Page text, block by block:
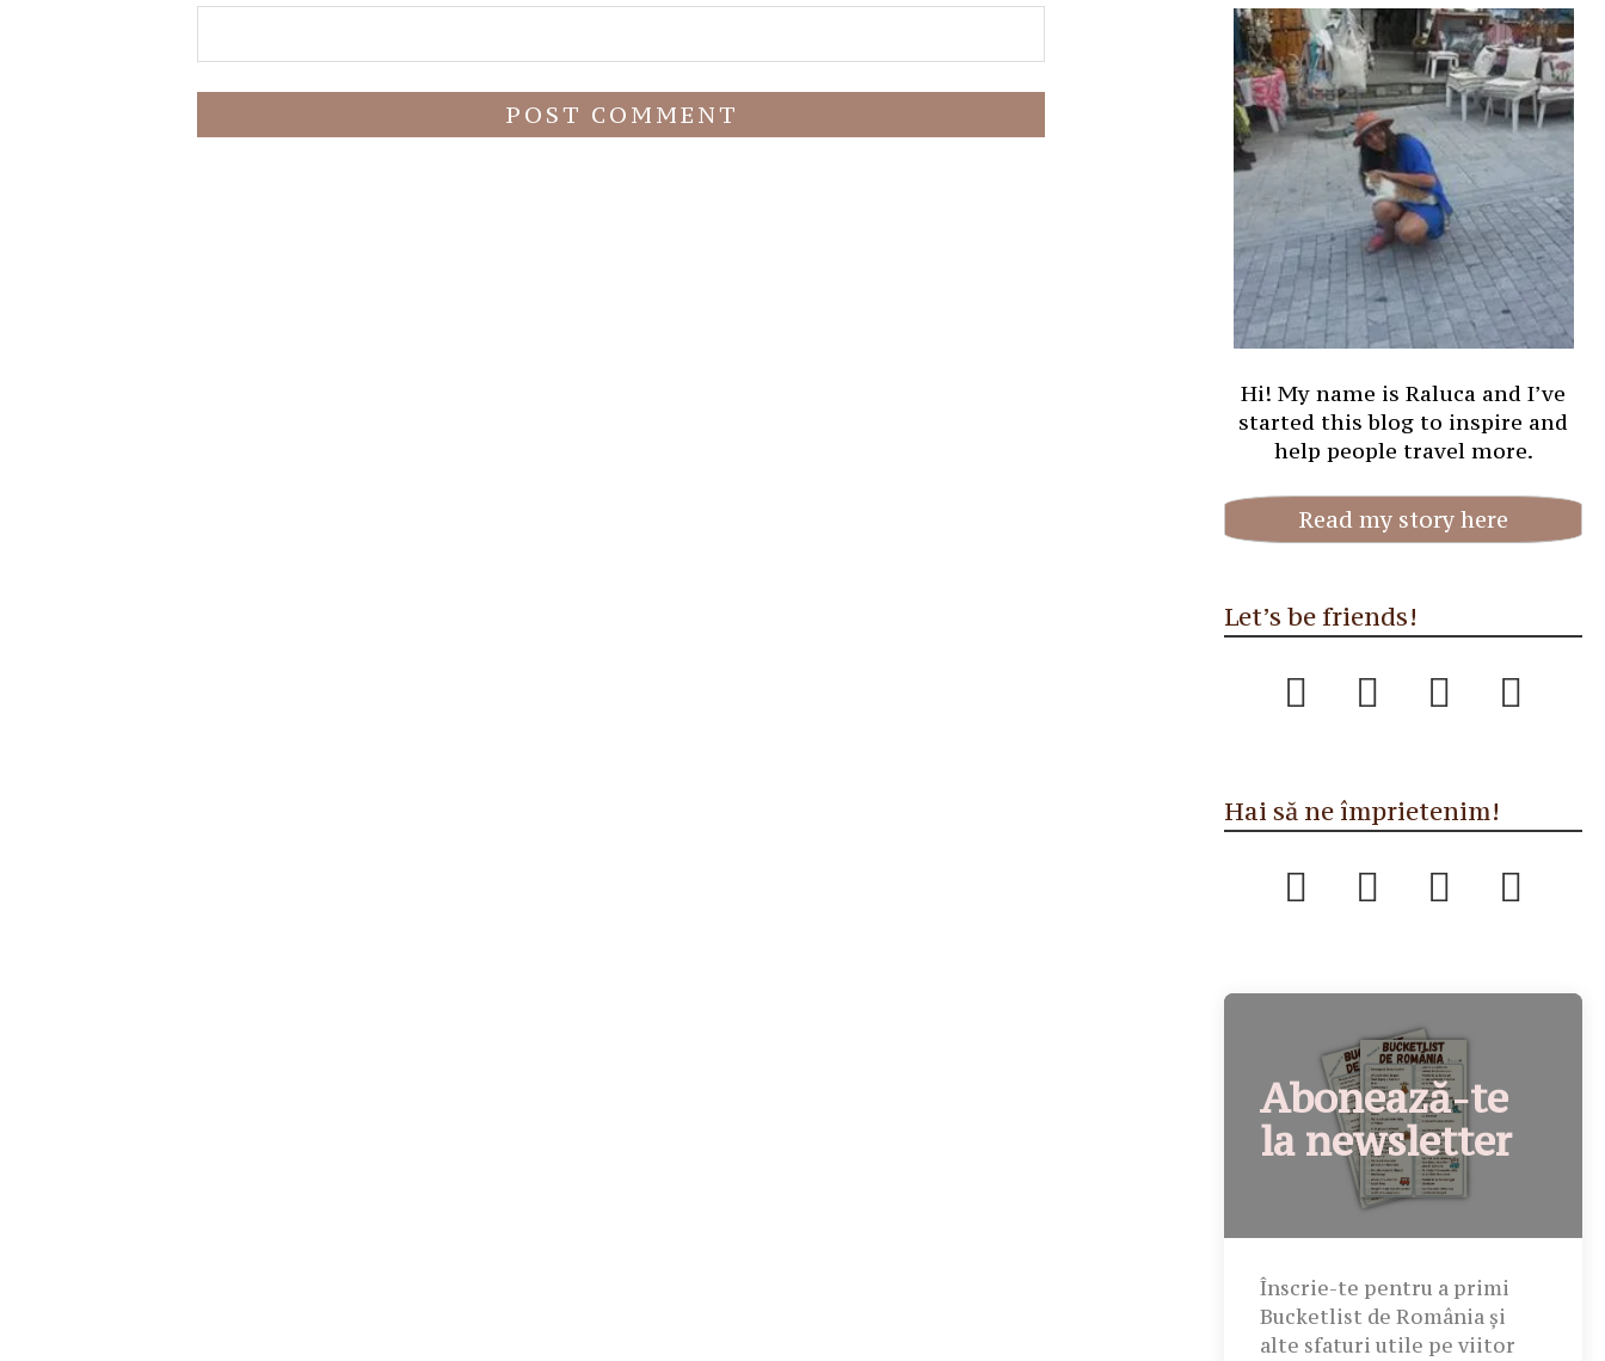
Hi! My name is Raluca and I’ve
started this blog to inspire and
help people travel more.
Read my story here
Let’s be friends!
Hai să ne împrietenim!
Abonează-te
la newsletter
Înscrie-te pentru a primi
Bucketlist de România și
alte sfaturi utile pe viitor